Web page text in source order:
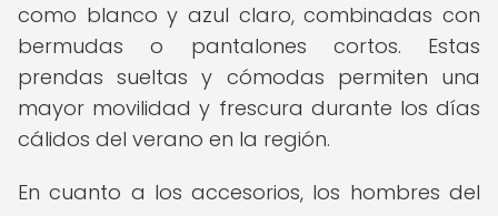
como blanco y azul claro, combinadas con
bermudas o pantalones cortos. Estas
prendas sueltas y cómodas permiten una
mayor movilidad y frescura durante los días
cálidos del verano en la región.
En cuanto a los accesorios, los hombres del